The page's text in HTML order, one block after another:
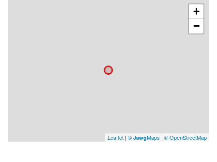
+
−
Leaflet | © JawgMaps | © OpenStreetMap